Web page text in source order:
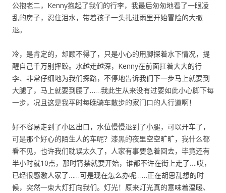
公抱老二，Kenny抱起了我们的行李，我最后匆匆地看了一眼凌
乱的房子，忍住泪水，带着孩子一头扎进雨里开始冒险的大撤
退。
冷，是肯定的，却顾不得了，只是小心的用脚探着水下情况，提
醒自己千万别摔跤。水越走越深，Kenny在前面扛着大大的行
李、非常仔细地为我们探路，不停地告诉我们下一步马上就要到
大腿了，马上就要到腰了……我此生从来没有过要如此小心脚下每
一步，况且这是我平时每晚骑车散步的家门口的人行道啊！
好不容易走到了小区出口，水位慢慢退到了小腿，可以开车了，
可是那个好心的陌生人的车呢？漆黑的夜里空空旷旷，我什么都
看不见，也许我们耽误太久了，人家有事要急着回去，毕竟还有
半小时就10点，那时宵禁就要开始，谁都不许在街上走了….哎，
已经很感激人家了……可是现在怎么办呢……正在胡思乱想的时
候，突然一束大灯打向我们。灯光！原来灯光真的意味着温暖、